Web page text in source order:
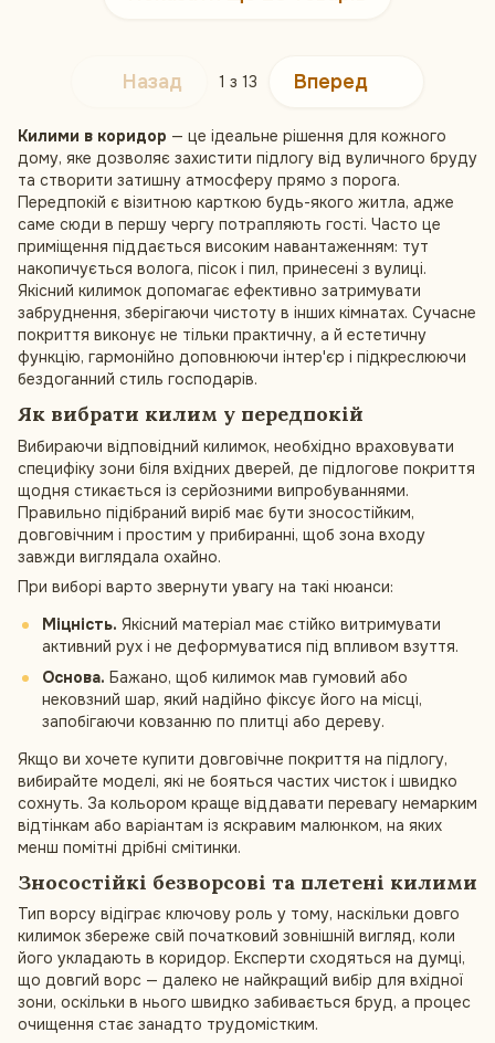
Назад 1 з 13 Вперед
Килими в коридор — це ідеальне рішення для кожного
дому, яке дозволяє захистити підлогу від вуличного бруду
та створити затишну атмосферу прямо з порога.
Передпокій є візитною карткою будь-якого житла, адже
саме сюди в першу чергу потрапляють гості. Часто це
приміщення піддається високим навантаженням: тут
накопичується волога, пісок і пил, принесені з вулиці.
Якісний килимок допомагає ефективно затримувати
забруднення, зберігаючи чистоту в інших кімнатах. Сучасне
покриття виконує не тільки практичну, а й естетичну
функцію, гармонійно доповнюючи інтер'єр і підкреслюючи
бездоганний стиль господарів.
Як вибрати килим у передпокій
Вибираючи відповідний килимок, необхідно враховувати
специфіку зони біля вхідних дверей, де підлогове покриття
щодня стикається із серйозними випробуваннями.
Правильно підібраний виріб має бути зносостійким,
довговічним і простим у прибиранні, щоб зона входу
завжди виглядала охайно.
При виборі варто звернути увагу на такі нюанси:
Міцність. Якісний матеріал має стійко витримувати
активний рух і не деформуватися під впливом взуття.
Основа. Бажано, щоб килимок мав гумовий або
нековзний шар, який надійно фіксує його на місці,
запобігаючи ковзанню по плитці або дереву.
Якщо ви хочете купити довговічне покриття на підлогу,
вибирайте моделі, які не бояться частих чисток і швидко
сохнуть. За кольором краще віддавати перевагу немарким
відтінкам або варіантам із яскравим малюнком, на яких
менш помітні дрібні смітинки.
Зносостійкі безворсові та плетені килими
Тип ворсу відіграє ключову роль у тому, наскільки довго
килимок збереже свій початковий зовнішній вигляд, коли
його укладають в коридор. Експерти сходяться на думці,
що довгий ворс — далеко не найкращий вибір для вхідної
зони, оскільки в нього швидко забивається бруд, а процес
очищення стає занадто трудомістким.